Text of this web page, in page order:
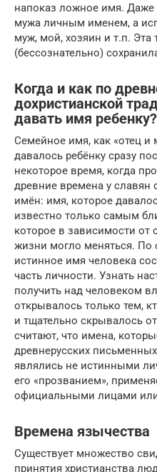
напоказ ложное имя.
мужа личным именем, а
муж, мой, хозяин и т.п. Эта
(бессознательно)
Когда и как по
дохристианской
давать имя ребенку?
Семейное имя, как «отец и
давалось ребёнку сразу
некоторое время, когда
древние времена у славян
имён: имя, которое
известно только самым
которое в зависимости от
жизни могло меняться.
истинное имя человека
часть личности. Узнать
получить над человеком
открывалось только тем,
и тщательно скрывалось
считают, что имена,
древнерусских
являлись не истинными
его «прозванием»,
официальными лицами
Времена язычества
Существует множество
принятия христианства